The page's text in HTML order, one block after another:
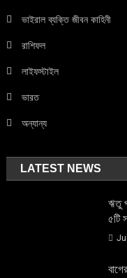
ভাইরাল ব্যক্তি জীবন কাহিনী
রাশিফল
লাইফস্টাইল
ভারত
অন্যান্য
LATEST NEWS
ঋতু
৫টি